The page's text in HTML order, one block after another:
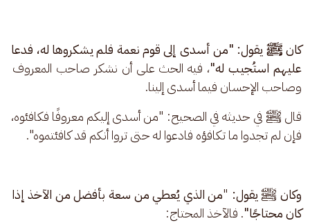
كان ﷺ يقول: "من أسدى إلى قوم نعمة فلم يشكروها له، فدعا
عليهم استُجيب له"، فيه الحث على أن نشكر صاحب المعروف
وصاحب الإحسان فيما أسدى إلينا.
قال ﷺ في حديثه في الصحيح: "من أسدى إليكم معروفًا فكافئوه،
فإن لم تجدوا ما تكافؤه فادعوا له حتى تروا أنكم قد كافئتموه".
وكان ﷺ يقول: "من الذي يُعطي من سعة بأفضل من الآخذ إذا
كان محتاجًا". فالآخذ المحتاج: